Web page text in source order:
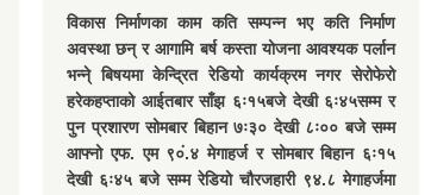
विकास निर्माणका काम कति सम्पन्न भए कति निर्माण
अवस्था छन् र आगामि बर्ष कस्ता योजना आवश्यक पर्लान
भन्ने् बिषयमा केन्द्रित रेडियो कार्यक्रम नगर सेरोफेरो
हरेकहप्ताको आईतबार साँझ ६ः१५बजे देखी ६ः४५सम्म र
पुन प्रशारण सोमबार बिहान ७ः३० देखी ८ः०० बजे सम्म
आफ्नो एफ. एम ९०ं.४ मेगाहर्ज र सोमबार बिहान ६ः१५
देखी ६ः४५ बजे सम्म रेडियो चौरजहारी ९४.८ मेगाहर्जमा